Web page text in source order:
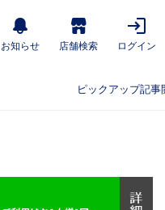
お知らせ 店舗検索 ログイン
ピックアップ記事